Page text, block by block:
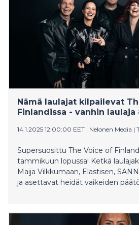
Nämä laulajat kilpailevat
Finlandissa - vanhin
14.1.2025 12:00:00 EET | Nelonen Media |
Supersuosittu The Voice of
tammikuun lopussa! Ketkä
Maija Vilkkumaan, Elastisen,
ja asettavat heidät vaikeiden